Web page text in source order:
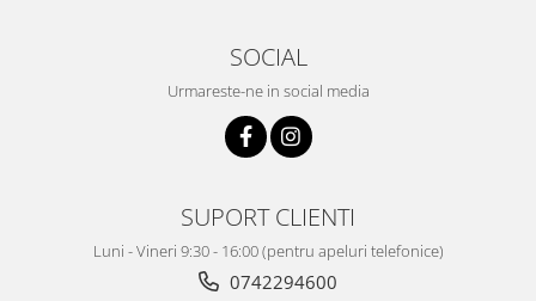
SOCIAL
Urmareste-ne in social media
SUPORT CLIENTI
Luni - Vineri 9:30 - 16:00 (pentru apeluri telefonice)
0742294600